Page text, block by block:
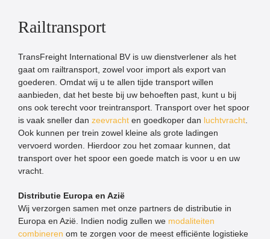
Railtransport
TransFreight International BV is uw dienstverlener als het
gaat om railtransport, zowel voor import als export van
goederen. Omdat wij u te allen tijde transport willen
aanbieden, dat het beste bij uw behoeften past, kunt u bij
ons ook terecht voor treintransport. Transport over het spoor
is vaak sneller dan zeevracht en goedkoper dan luchtvracht
Ook kunnen per trein zowel kleine als grote ladingen
vervoerd worden. Hierdoor zou het zomaar kunnen, dat
transport over het spoor een goede match is voor u en uw
vracht.
Distributie Europa en Azië
Wij verzorgen samen met onze partners de distributie in
Europa en Azië. Indien nodig zullen we modaliteiten
combineren om te zorgen voor de meest efficiënte logistieke